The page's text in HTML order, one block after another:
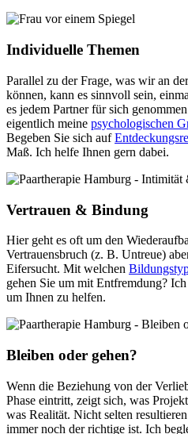
Individuelle Themen
Parallel zu der Frage, was wir an
können, kann es sinnvoll sein,
es jedem Partner für sich
eigentlich meine psychologischen
Begeben Sie sich auf
Maß. Ich helfe Ihnen gern dabei.
Vertrauen & Bindung
Hier geht es oft um den
Vertrauensbruch (z. B. Untreue)
Eifersucht. Mit welchen
gehen Sie um mit Entfremdung?
um Ihnen zu helfen.
Bleiben oder gehen?
Wenn die Beziehung von der
Phase eintritt, zeigt sich, was
was Realität. Nicht selten
immer noch der richtige ist. Ich